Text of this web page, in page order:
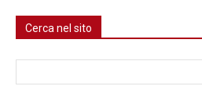
Cerca nel sito